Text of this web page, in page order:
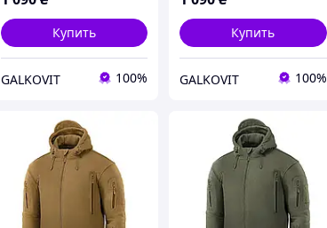
Купить
GALKOVIT 100%
Купить
GALKOVIT 100%